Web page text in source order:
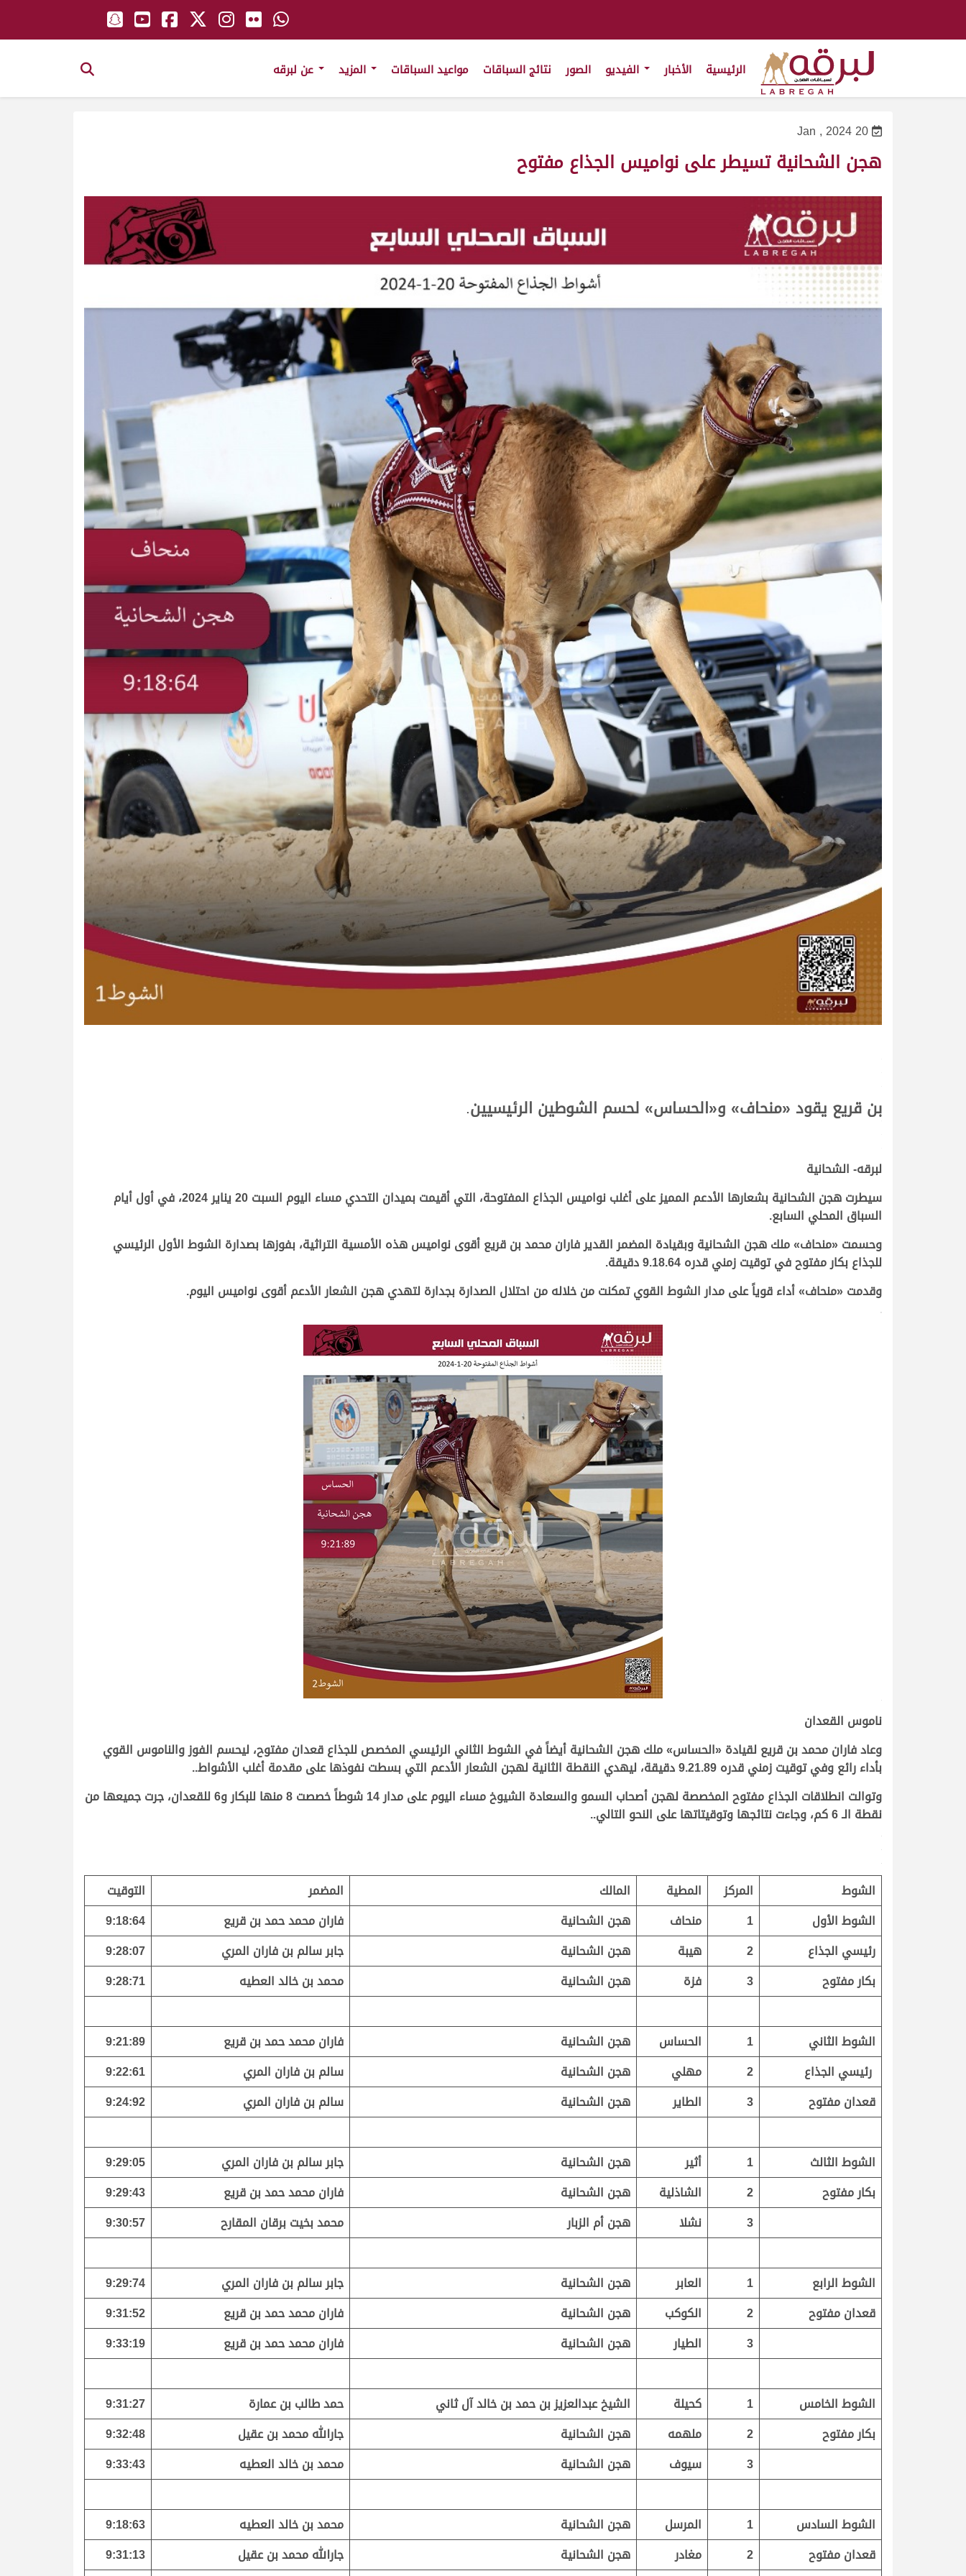
الرئيسية الأخبار الصور نتائج السباقات مواعيد السباقات
20 Jan , 2024
هجن الشحانية تسيطر على نواميس الجذاع مفتوح
بن قريع يقود «منحاف» و«الحساس» لحسم الشوطين الرئيسيين.
لبرقه- الشحانية
سيطرت هجن الشحانية بشعارها الأدعم المميز على أغلب نواميس الجذاع المفتوحة، التي أقيمت بميدان التحدي مساء اليوم السبت 20 يناير 2024، في أول أيام
السباق المحلي السابع.
وحسمت «منحاف» ملك هجن الشحانية وبقيادة المضمر القدير فاران محمد بن قريع أقوى نواميس هذه الأمسية التراثية، بفوزها بصدارة الشوط الأول الرئيسي
للجذاع بكار مفتوح في توقيت زمني قدره 9.18.64 دقيقة.
وقدمت «منحاف» أداء قوياً على مدار الشوط القوي تمكنت من خلاله من احتلال الصدارة بجدارة لتهدي هجن الشعار الأدعم أقوى نواميس اليوم.
>
.
ناموس القعدان
وعاد فاران محمد بن قريع لقيادة «الحساس» ملك هجن الشحانية أيضاً في الشوط الثاني الرئيسي المخصص للجذاع قعدان مفتوح، ليحسم الفوز والناموس القوي
بأداء رائع وفي توقيت زمني قدره 9.21.89 دقيقة، ليهدي النقطة الثانية لهجن الشعار الأدعم التي بسطت نفوذها على مقدمة أغلب الأشواط..
وتوالت انطلاقات الجذاع مفتوح المخصصة لهجن أصحاب السمو والسعادة الشيوخ مساء اليوم على مدار 14 شوطاً خصصت 8 منها للبكار و6 للقعدان، جرت جميعها من
نقطة الـ 6 كم، وجاءت نتائجها وتوقيتاتها على النحو التالي..
.
.
.
الشوط المركز المطية المالك المضمر
التوقيت
الشوط الأول
1 منحاف هجن الشحانية فاران محمد حمد بن قريع
9:18:64
رئيسي الجذاع
2 هيبة هجن الشحانية جابر سالم بن فاران المري
9:28:07
بكار مفتوح
3 فزة هجن الشحانية محمد بن خالد العطيه 9:28:71
الشوط الثاني 1 الحساس هجن الشحانية فاران محمد حمد بن قريع
9:21:89
رئيسي الجذاع
2 مهلي هجن الشحانية سالم بن فاران المري
9:22:61
قعدان مفتوح
3 الطاير هجن الشحانية سالم بن فاران المري 9:24:92
الشوط الثالث 1 أثير هجن الشحانية جابر سالم بن فاران المري
9:29:05
بكار مفتوح
2 الشاذلية هجن الشحانية فاران محمد حمد بن قريع
9:29:43
3
نشلا هجن أم الزبار محمد بخيت برقان المقارح 9:30:57
الشوط الرابع 1 العابر هجن الشحانية جابر سالم بن فاران المري
9:29:74
قعدان مفتوح
2 الكوكب هجن الشحانية فاران محمد حمد بن قريع
9:31:52
3
الطيار هجن الشحانية فاران محمد حمد بن قريع 9:33:19
الشوط الخامس 1 كحيلة الشيخ عبدالعزيز بن حمد بن خالد آل ثاني حمد طالب بن عمارة
9:31:27
بكار مفتوح
2 ملهمه هجن الشحانية جارالله محمد بن عقيل
9:32:48
3
سيوف هجن الشحانية محمد بن خالد العطيه 9:33:43
الشوط السادس 1 المرسل هجن الشحانية محمد بن خالد العطيه
9:18:63
قعدان مفتوح
2 مغادر هجن الشحانية جارالله محمد بن عقيل
9:31:13